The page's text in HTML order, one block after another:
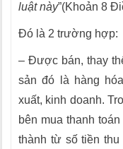
luật này”(Khoản 8
Đó là 2 trường hợp:
– Được bán, thay
sản đó là hàng
xuất, kinh doanh.
bên mua thanh
thành từ số tiền